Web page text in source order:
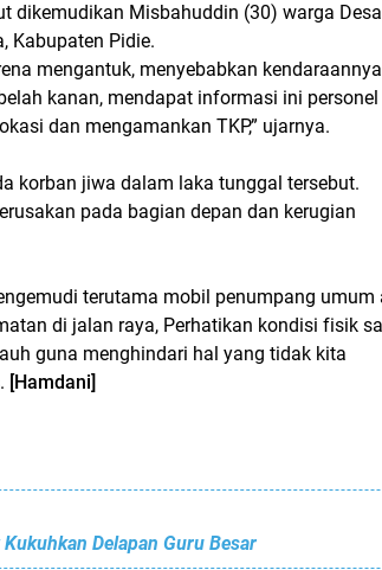
dikemudikan Misbahuddin (30) warga
Kabupaten Pidie.
mengantuk, menyebabkan kendaraannya
kanan, mendapat informasi ini
dan mengamankan TKP,” ujarnya.
korban jiwa dalam laka tunggal tersebut.
pada bagian depan dan kerugian
terutama mobil penumpang umum
di jalan raya, Perhatikan kondisi fisik
guna menghindari hal yang tidak kita
[Hamdani]
Delapan Guru Besar